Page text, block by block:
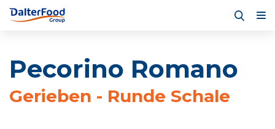
Pecorino Romano
Gerieben - Runde Schale